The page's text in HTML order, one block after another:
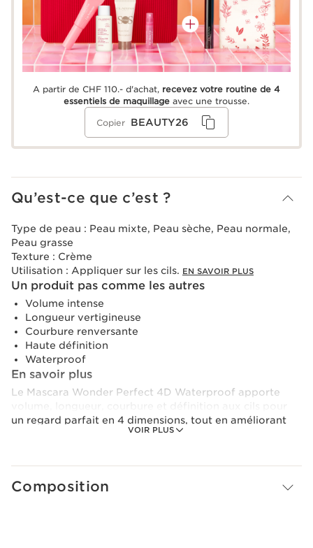
A partir de CHF 110.- d'achat, recevez votre routine de 4
essentiels de maquillage avec une trousse.
Copier BEAUTY26
Qu’est-ce que c’est ?
VOIR PLUS
Type de peau : Peau mixte, Peau sèche, Peau normale,
Peau grasse
Texture : Crème
Utilisation : Appliquer sur les cils. EN SAVOIR PLUS
Un produit pas comme les autres
Volume intense
Longueur vertigineuse
Courbure renversante
Haute définition
Waterproof
En savoir plus
Le Mascara Wonder Perfect 4D Waterproof apporte
un regard parfait en 4 dimensions, tout en améliorant
visiblement la longueur et l'épaisseur des cils un peu
épreuves de votre quotidien ! Ce mascara reste
Composition